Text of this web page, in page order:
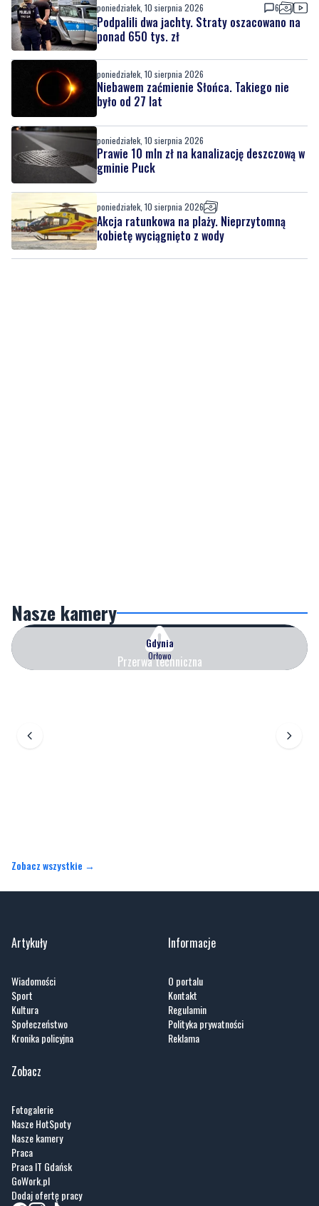
poniedziałek, 10 sierpnia 2026 6
Podpalili dwa jachty. Straty oszacowano na
ponad 650 tys. zł
poniedziałek, 10 sierpnia 2026
Niebawem zaćmienie Słońca. Takiego nie
było od 27 lat
poniedziałek, 10 sierpnia 2026
Prawie 10 mln zł na kanalizację deszczową w
gminie Puck
poniedziałek, 10 sierpnia 2026
Akcja ratunkowa na plaży. Nieprzytomną
kobietę wyciągnięto z wody
Nasze kamery
Przerwa techniczna
Gdynia
Orłowo
Zobacz wszystkie →
Artykuły
Wiadomości
Sport
Kultura
Społeczeństwo
Kronika policyjna
Informacje
O portalu
Kontakt
Regulamin
Polityka prywatności
Reklama
Zobacz
Fotogalerie
Nasze HotSpoty
Nasze kamery
Praca
Praca IT Gdańsk
GoWork.pl
Dodaj ofertę pracy